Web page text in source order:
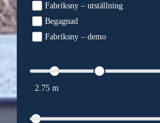
Fabriksny – utställning
Begagnad
Fabriksny – demo
2.75 m